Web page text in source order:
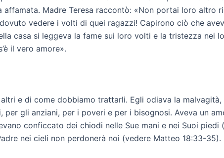
Madre Teresa raccontò: «Non portai loro altro
vedere i volti di quei ragazzi! Capirono ciò che
casa si leggeva la fame sui loro volti e la tristezza nei
il vero amore».
e di come dobbiamo trattarli. Egli odiava la
gli anziani, per i poveri e per i bisognosi. Aveva un
conficcato dei chiodi nelle Sue mani e nei Suoi piedi
nei cieli non perdonerà noi (vedere Matteo 18:33-35).